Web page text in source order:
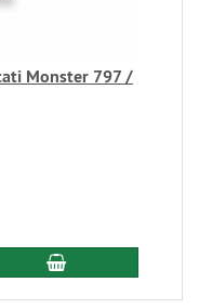
Monster 797 /